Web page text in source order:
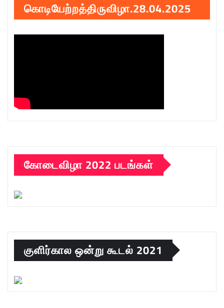
கொடியேற்றத்திருவிழா.28.04.2025
கோடைவிழா 2022 படங்கள்
குளிர்கால ஒன்று கூடல் 2021